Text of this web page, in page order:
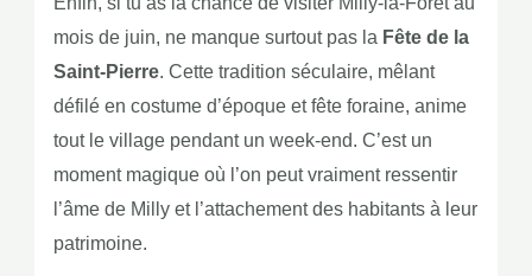
mois de juin, ne manque surtout pas la Fête de la
Saint-Pierre. Cette tradition séculaire, mêlant
défilé en costume d’époque et fête foraine, anime
tout le village pendant un week-end. C’est un
moment magique où l’on peut vraiment ressentir
l’âme de Milly et l’attachement des habitants à leur
patrimoine.